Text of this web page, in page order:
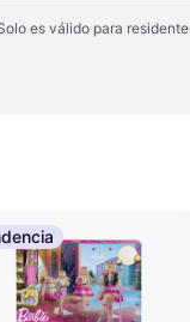
es válido para